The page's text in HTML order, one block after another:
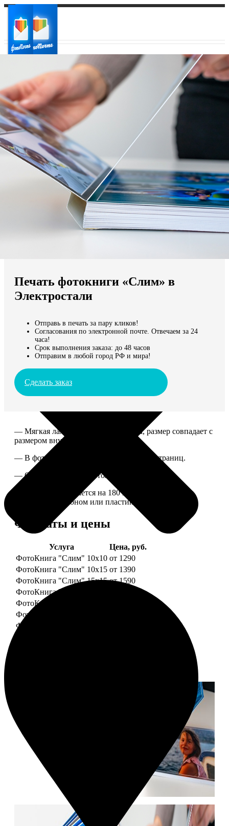
Ваш город:
Ваш регион доставки
Выберите из списка:
Мы доставляем по всему миру
Продолжить без города
Печать фотокниги «Слим» в
Электростали
Отправь в печать за пару кликов!
Согласования по электронной почте. Отвечаем за 24
часа!
Срок выполнения заказа: до 48 часов
Отправим в любой город РФ и мира!
Сделать заказ
— Мягкая ламинированная обложка, размер совпадает с
размером внутреннего блока.
— В фотокниге может быть от 10 до 50 страниц.
— Страницы плотные, толщина 1 мм.
— Книга раскрывается на 180 градусов, развороты
укреплены картоном или пластиком.
Форматы и цены
Услуга
Цена, руб.
ФотоКнига "Слим" 10x10 от 1290
ФотоКнига "Слим" 10x15 от 1390
ФотоКнига "Слим" 15x15 от 1590
ФотоКнига "Слим" 15x20
ФотоКнига "Слим" 20x20
ФотоКнига "Слим" 20x30
ФотоКнига "Слим" 25x25